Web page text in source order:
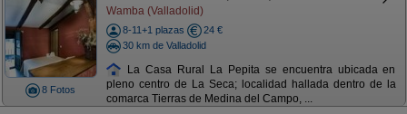
8 Fotos
Wamba (Valladolid)
8-11+1 plazas
24 €
30 km de Valladolid
La Casa Rural La Pepita se encuentra ubicada en
pleno centro de La Seca; localidad hallada dentro de la
comarca Tierras de Medina del Campo, ...